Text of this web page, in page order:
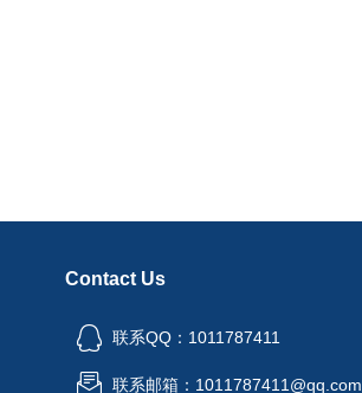
Contact Us
联系QQ：1011787411
联系邮箱：1011787411@qq.com